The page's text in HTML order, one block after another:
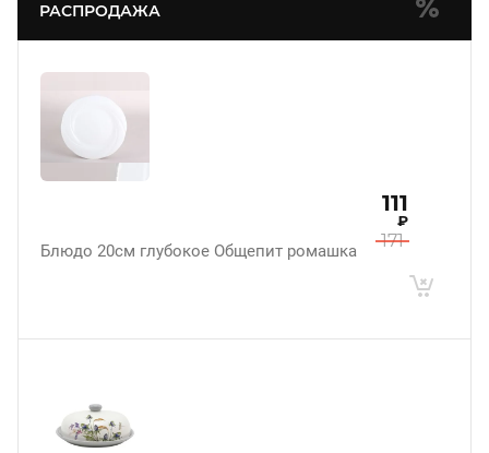
РАСПРОДАЖА
Блюдо 20см глубокое Общепит ромашка 171
111
₽